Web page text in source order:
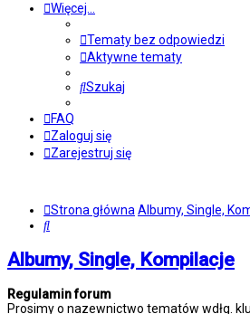
Więcej…
Tematy bez odpowiedzi
Aktywne tematy
Szukaj
FAQ
Zaloguj się
Zarejestruj się
Strona główna Albumy, Single,
Szukaj
Albumy, Single, Kompilacje
Regulamin forum
Prosimy o nazewnictwo tematów wdłg.